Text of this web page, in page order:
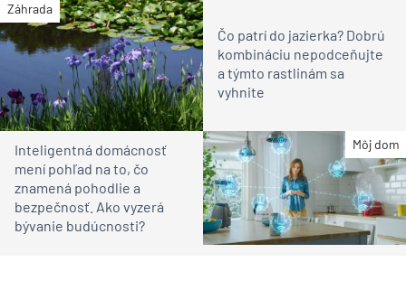
Záhrada
Čo patrí do jazierka? Dobrú
kombináciu nepodceňujte
a týmto rastlinám sa
vyhnite
Môj dom
Inteligentná domácnosť
mení pohľad na to, čo
znamená pohodlie a
bezpečnosť. Ako vyzerá
bývanie budúcnosti?